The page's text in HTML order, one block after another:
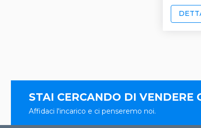
STAI CERCANDO DI VENDERE
Affidaci l'incarico e ci penseremo noi.